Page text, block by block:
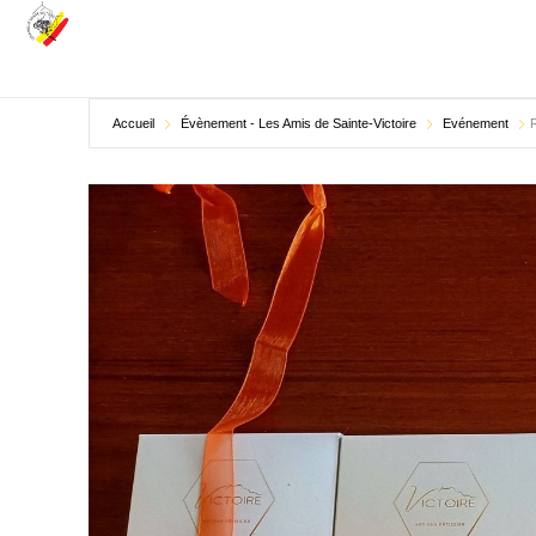
Accueil Évènement - Les Amis de Sainte-Victoire Evénement